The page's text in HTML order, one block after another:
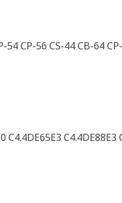
54 CP-56 CS-44 CB-64
C4.4DE65E3 C4.4DE88E3